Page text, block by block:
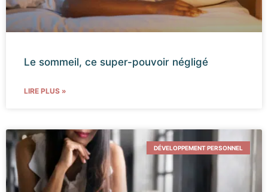
Le sommeil, ce super-pouvoir négligé
LIRE PLUS »
DÉVELOPPEMENT PERSONNEL